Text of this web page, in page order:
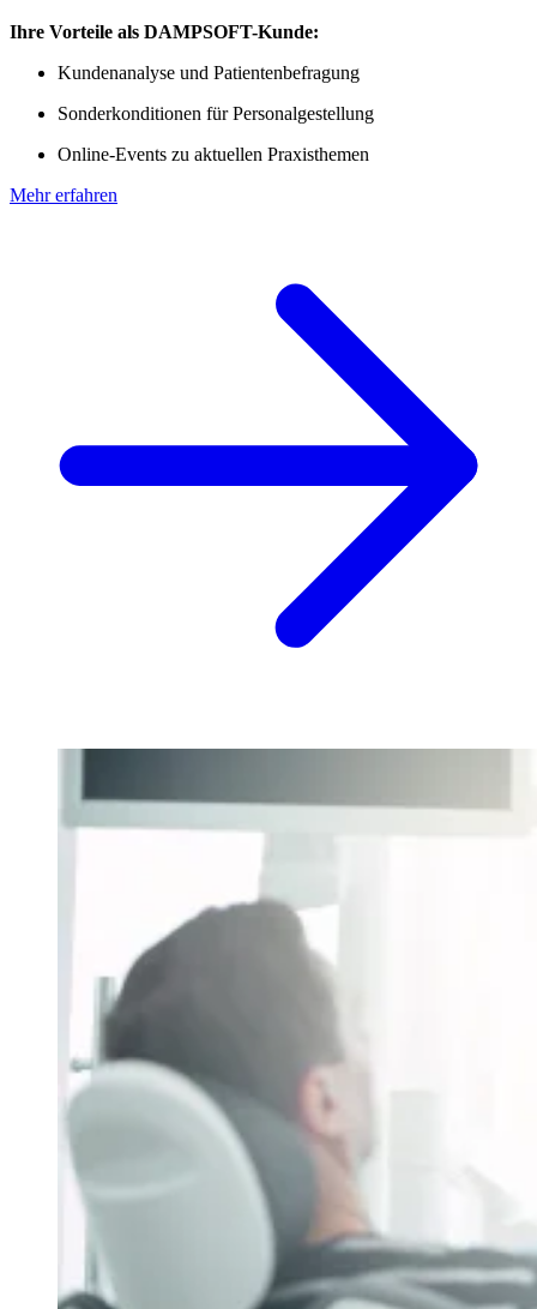
Ihre Vorteile als DAMPSOFT-Kunde:
Kundenanalyse und Patientenbefragung
Sonderkonditionen für Personalgestellung
Online-Events zu aktuellen Praxisthemen
Mehr erfahren